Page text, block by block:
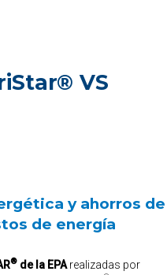
VS
y ahorros de
de energía
®de la EPArealizadas por